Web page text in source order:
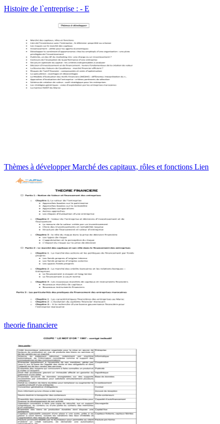
Histoire de l`entreprise : - E
Thèmes à développer Marché des capitaux, rôles et fonctions Lien
theorie financiere